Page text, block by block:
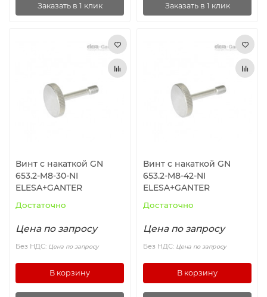
Заказать в 1 клик Заказать в 1 клик
Винт с накаткой GN
653.2-M8-30-NI
ELESA+GANTER
Достаточно
Цена по запросу
Без НДС: Цена по запросу
В корзину
Винт с накаткой GN
653.2-M8-42-NI
ELESA+GANTER
Достаточно
Цена по запросу
Без НДС: Цена по запросу
В корзину